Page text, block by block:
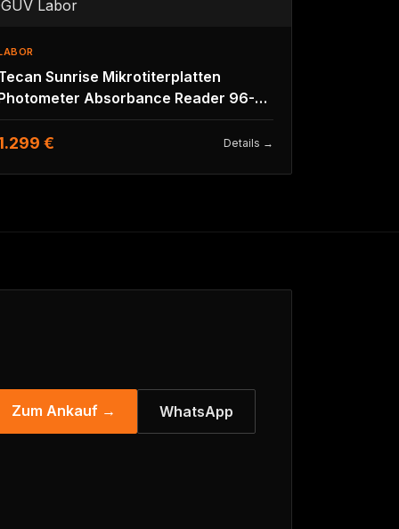
Sunrise Mikrotiterplatten
Absorbance Reader 96-
DGUV Labor
€ Details →
Zum Ankauf → WhatsApp